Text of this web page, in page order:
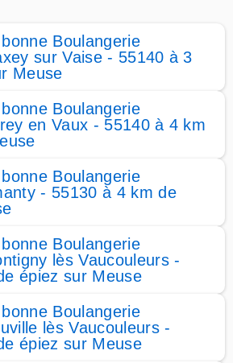
Boulangerie
sur Vaise - 55140 à 3
Meuse
Boulangerie
en Vaux - 55140 à 4 km
Boulangerie
- 55130 à 4 km de
Boulangerie
lès Vaucouleurs -
épiez sur Meuse
Boulangerie
lès Vaucouleurs -
épiez sur Meuse